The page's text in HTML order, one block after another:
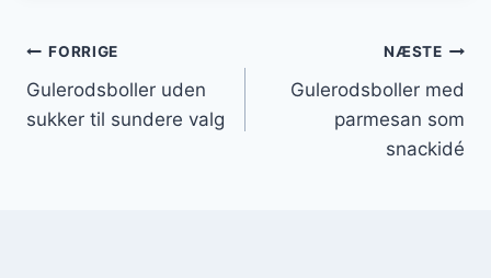
Indlægsnavigation
FORRIGE
Gulerodsboller uden
sukker til sundere valg
NÆSTE
Gulerodsboller med
parmesan som
snackidé